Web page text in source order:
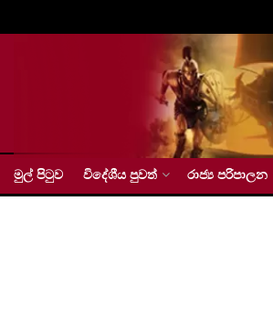
මුල් පිටුව විදේශීය පුවත් රාජ්‍ය පරිපාලන